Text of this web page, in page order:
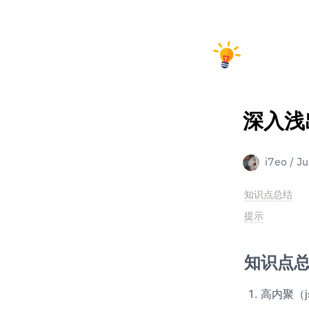
深入
i7eo /
知识点总结
提示
知识点
高内聚（